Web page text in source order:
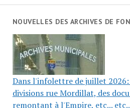
NOUVELLES DES ARCHIVES DE
Dans l'infolettre de juillet
divisions rue Mordillat, des
remontant à l'Empire, etc...